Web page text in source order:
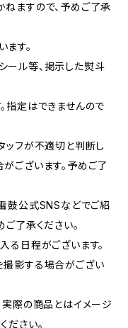
ますので、予めご了承
す。
ル等、掲示した熨斗
指定はできませんので
ッフが不適切と判断し
ございます。予めご了
鼓公式SNSなどでご紹
了承ください。
る日程がございます。
撮影する場合がござい
実際の商品とはイメージ
ださい。